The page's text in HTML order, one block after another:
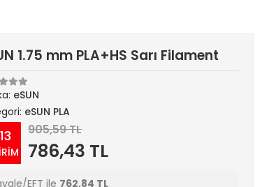
1.75 mm PLA+HS Sarı Filament
eSUN
eSUN PLA
905,59 TL
786,43 TL
EFT ile 762,84 TL